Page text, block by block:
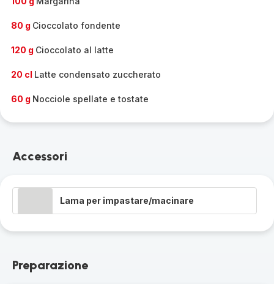
80 g Cioccolato fondente
120 g Cioccolato al latte
20 cl Latte condensato zuccherato
60 g Nocciole spellate e tostate
Accessori
Lama per impastare/macinare
Preparazione